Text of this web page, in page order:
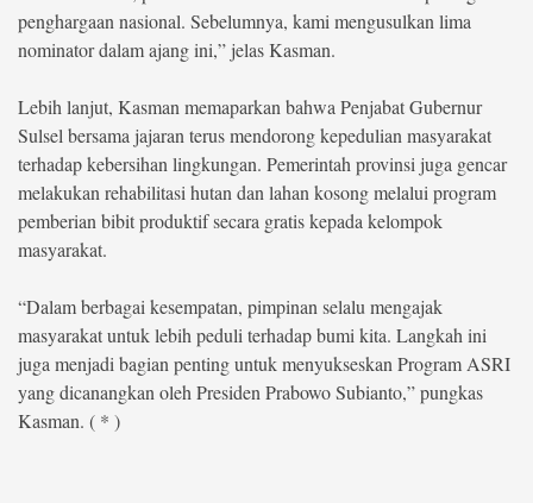
penghargaan nasional. Sebelumnya, kami mengusulkan lima
nominator dalam ajang ini,” jelas Kasman.
Lebih lanjut, Kasman memaparkan bahwa Penjabat Gubernur
Sulsel bersama jajaran terus mendorong kepedulian masyarakat
terhadap kebersihan lingkungan. Pemerintah provinsi juga gencar
melakukan rehabilitasi hutan dan lahan kosong melalui program
pemberian bibit produktif secara gratis kepada kelompok
masyarakat.
“Dalam berbagai kesempatan, pimpinan selalu mengajak
masyarakat untuk lebih peduli terhadap bumi kita. Langkah ini
juga menjadi bagian penting untuk menyukseskan Program ASRI
yang dicanangkan oleh Presiden Prabowo Subianto,” pungkas
Kasman. ( * )